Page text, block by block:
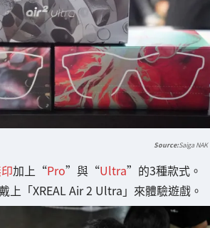
Saiga NAK
加上“Pro”與“Ultra”的3種款式。
上「XREAL Air 2 Ultra」來體驗遊戲。